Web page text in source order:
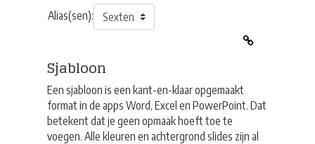
Alias(sen):
Sjabloon
Een sjabloon is een kant-en-klaar opgemaakt
format in de apps Word, Excel en PowerPoint. Dat
betekent dat je geen opmaak hoeft toe te
voegen. Alle kleuren en achtergrond slides zijn al